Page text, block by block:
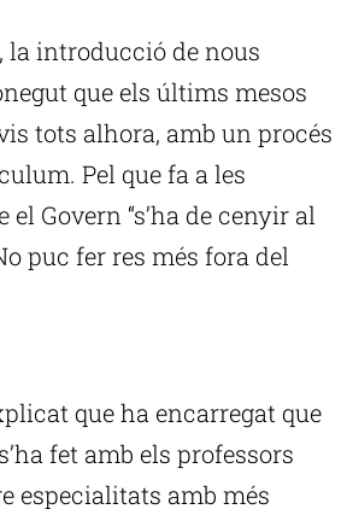
la introducció de nous
que els últims mesos
tots alhora, amb un procés
Pel que fa a les
Govern “s’ha de cenyir al
puc fer res més fora del
que ha encarregat que
fet amb els professors
especialitats amb més